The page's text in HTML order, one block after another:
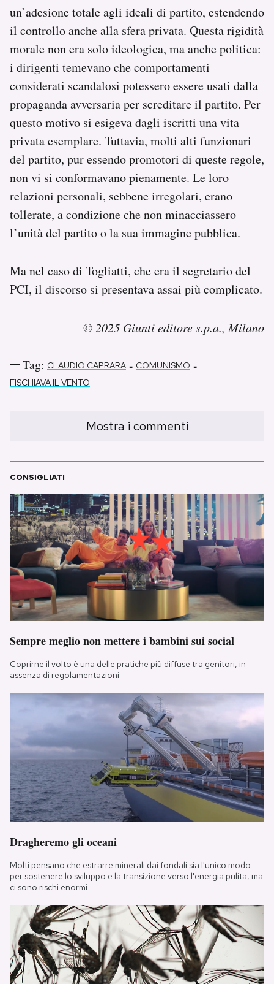
un’adesione totale agli ideali di partito, estendendo
il controllo anche alla sfera privata. Questa rigidità
morale non era solo ideologica, ma anche politica:
i dirigenti temevano che comportamenti
considerati scandalosi potessero essere usati dalla
propaganda avversaria per screditare il partito. Per
questo motivo si esigeva dagli iscritti una vita
privata esemplare. Tuttavia, molti alti funzionari
del partito, pur essendo promotori di queste regole,
non vi si conformavano pienamente. Le loro
relazioni personali, sebbene irregolari, erano
tollerate, a condizione che non minacciassero
l’unità del partito o la sua immagine pubblica.
Ma nel caso di Togliatti, che era il segretario del
PCI, il discorso si presentava assai più complicato.
© 2025 Giunti editore s.p.a., Milano
Tag: CLAUDIO CAPRARA - COMUNISMO -
FISCHIAVA IL VENTO
Mostra i commenti
CONSIGLIATI
Sempre meglio non mettere i bambini sui social
Coprirne il volto è una delle pratiche più diffuse tra genitori, in
assenza di regolamentazioni
Dragheremo gli oceani
Molti pensano che estrarre minerali dai fondali sia l'unico modo
per sostenere lo sviluppo e la transizione verso l'energia pulita, ma
ci sono rischi enormi